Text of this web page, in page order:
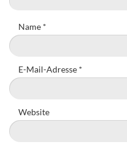
Name *
E-Mail-Adresse *
Website